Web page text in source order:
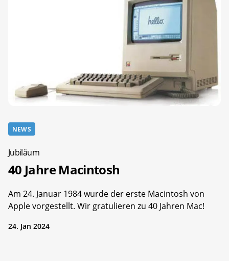
NEWS
Jubiläum
40 Jahre Macintosh
Am 24. Januar 1984 wurde der erste Macintosh von
Apple vorgestellt. Wir gratulieren zu 40 Jahren Mac!
24. Jan 2024